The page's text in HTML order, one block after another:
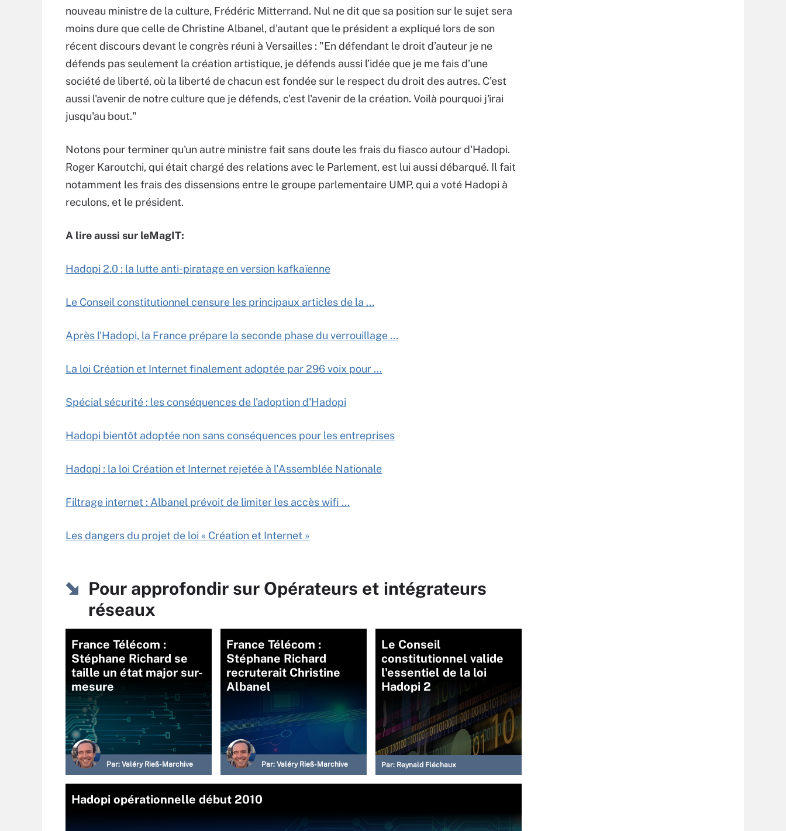
nouveau ministre de la culture, Frédéric Mitterrand. Nul ne dit que sa position sur le sujet sera
moins dure que celle de Christine Albanel, d'autant que le président a expliqué lors de son
récent discours devant le congrès réuni à Versailles : "En défendant le droit d’auteur je ne
défends pas seulement la création artistique, je défends aussi l’idée que je me fais d’une
société de liberté, où la liberté de chacun est fondée sur le respect du droit des autres. C'est
aussi l'avenir de notre culture que je défends, c'est l'avenir de la création. Voilà pourquoi j'irai
jusqu'au bout."
Notons pour terminer qu'un autre ministre fait sans doute les frais du fiasco autour d'Hadopi.
Roger Karoutchi, qui était chargé des relations avec le Parlement, est lui aussi débarqué. Il fait
notamment les frais des dissensions entre le groupe parlementaire UMP, qui a voté Hadopi à
reculons, et le président.
A lire aussi sur leMagIT:
Hadopi 2.0 : la lutte anti-piratage en version kafkaïenne
Le Conseil constitutionnel censure les principaux articles de la ...
Après l'Hadopi, la France prépare la seconde phase du verrouillage ...
La loi Création et Internet finalement adoptée par 296 voix pour ...
Spécial sécurité : les conséquences de l'adoption d'Hadopi
Hadopi bientôt adoptée non sans conséquences pour les entreprises
Hadopi : la loi Création et Internet rejetée à l'Assemblée Nationale
Filtrage internet : Albanel prévoit de limiter les accès wifi ...
Les dangers du projet de loi « Création et Internet »
Pour approfondir sur Opérateurs et intégrateurs
réseaux
France Télécom :
Stéphane Richard se
taille un état major sur-
mesure
Par: Valéry Rieß-Marchive
France Télécom :
Stéphane Richard
recruterait Christine
Albanel
Par: Valéry Rieß-Marchive
Le Conseil
constitutionnel valide
l'essentiel de la loi
Hadopi 2
Par: Reynald Fléchaux
Hadopi opérationnelle début 2010